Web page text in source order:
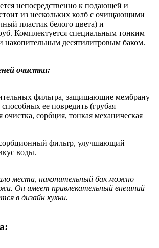
непосредственно к подающей и
из нескольких колб с очищающими
пластик белого цвета) и
Комплектуется специальным тонким
накопительным десятилитровым баком.
очистки:
фильтра, защищающие мембрану
ее повредить (грубая
очистка, сорбция, тонкая механическая
фильтр, улучшающий
воды.
места, накопительный бак можно
Он имеет привлекательный внешний
в дизайн кухни.